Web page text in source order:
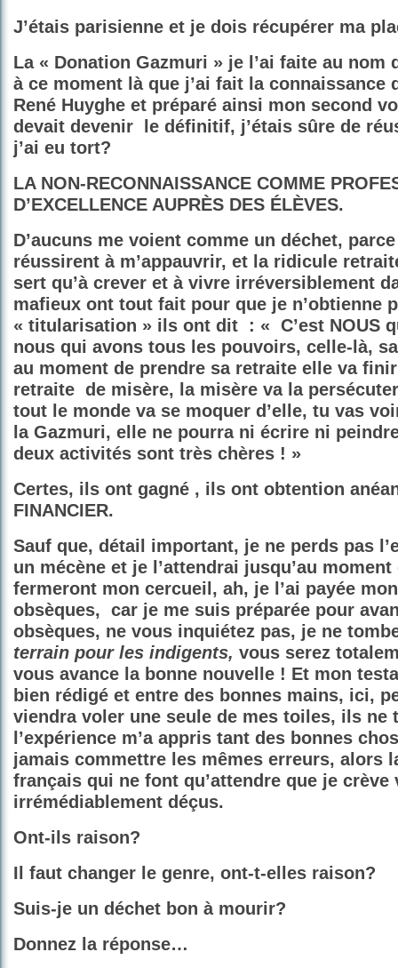
J’étais parisienne et je dois récupérer ma
La « Donation Gazmuri » je l’ai faite au nom
à ce moment là que j’ai fait la connaissance
René Huyghe et préparé ainsi mon second
devait devenir
le définitif, j’étais sûre de
j’ai eu tort?
LA NON-RECONNAISSANCE COMME
D’EXCELLENCE AUPRÈS DES ÉLÈVES.
D’aucuns me voient comme un déchet,
réussirent à m’appauvrir, et la ridicule
sert qu’à crever et à vivre irréversiblement
mafieux ont tout fait pour que je n’obtienne
« titularisation » ils ont dit
: « C’est NOUS
nous qui avons tous les pouvoirs, celle-là,
au moment de prendre sa retraite elle va
retraite de misère, la misère va la
tout le monde va se moquer d’elle, tu vas
la Gazmuri, elle ne pourra ni écrire ni
deux activités sont très chères ! »
Certes, ils ont gagné , ils ont obtention
FINANCIER.
Sauf que, détail important, je ne perds pas
un mécène et je l’attendrai jusqu’au
fermeront mon cercueil, ah, je l’ai payée
obsèques, car je me suis préparée pour
obsèques, ne vous inquiétez pas, je ne
terrain pour les indigents, vous serez
vous avance la bonne nouvelle ! Et mon
bien rédigé et entre des bonnes mains, ici,
viendra voler une seule de mes toiles, ils ne
l’expérience m’a appris tant des bonnes
jamais commettre les mêmes erreurs, alors
français qui ne font qu’attendre que je crève
irrémédiablement déçus.
Ont-ils raison?
Il faut changer le genre, ont-t-elles raison?
Suis-je un déchet bon à mourir?
Donnez la réponse…